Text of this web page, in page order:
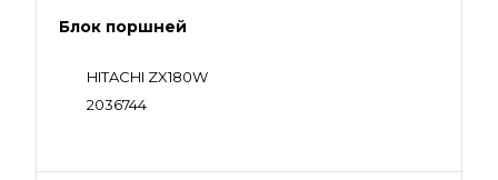
Блок поршней
HITACHI ZX180W
2036744